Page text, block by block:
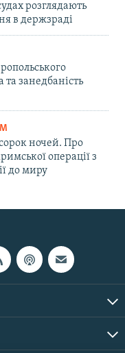
розглядають
в держзраді
занедбаність
ночей. Про
операції з
до миру